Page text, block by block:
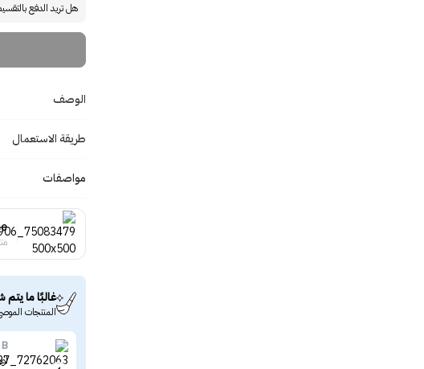
هل تريد الدفع
الوصف
طريقة الاستعمال
مواصفات
غالبًا ما يتم
المنتجات